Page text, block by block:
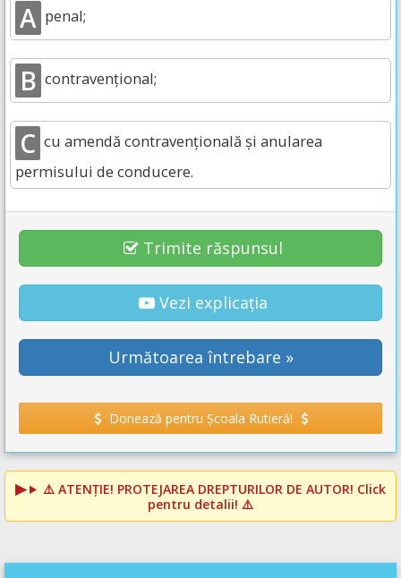
A penal;
B contravențional;
C cu amendă contravențională și anularea
permisului de conducere.
Trimite răspunsul
Vezi explicația
Următoarea întrebare »
Donează pentru Școala Rutieră!
⚠️ ATENȚIE! PROTEJAREA DREPTURILOR DE AUTOR! Click
pentru detalii! ⚠️